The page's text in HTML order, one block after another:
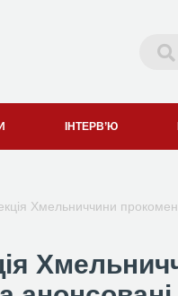
ІНТЕРВ’Ю
Хмельниччини